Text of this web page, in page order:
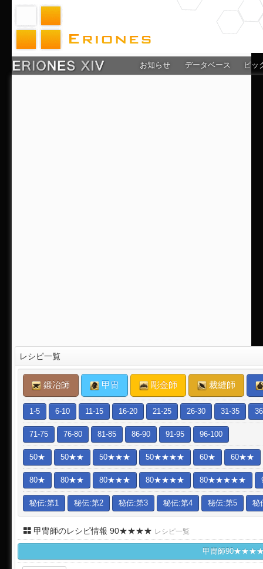
お知らせ データベース ピッ
レシピ一覧
鍛冶師 甲冑 彫金師 裁縫師
1-5 6-10 11-15 16-20 21-25 26-30 31-35
71-75 76-80 81-85 86-90 91-95 96-100
50★ 50★★ 50★★★ 50★★★★ 60★ 60★★
80★ 80★★ 80★★★ 80★★★★ 80★★★★★
秘伝:第1 秘伝:第2 秘伝:第3 秘伝:第4 秘伝:第5 秘
甲冑師のレシピ情報 90★★★★ レシピ一覧
甲冑師90★★★★